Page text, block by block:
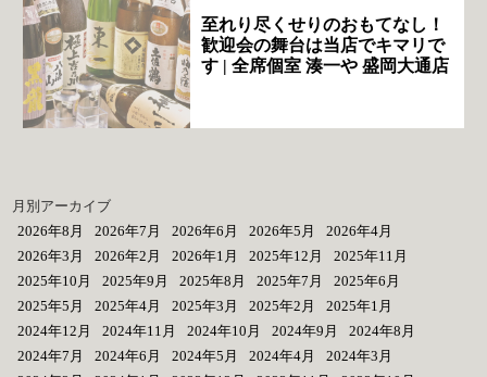
至れり尽くせりのおもてなし！
歓迎会の舞台は当店でキマリで
す | 全席個室 湊一や 盛岡大通店
月別アーカイブ
2026年8月
2026年7月 2026年6月 2026年5月
2026年4月
2026年3月
2026年2月 2026年1月 2025年12月
2025年11月
2025年10月
2025年9月 2025年8月 2025年7月
2025年6月
2025年5月
2025年4月 2025年3月 2025年2月
2025年1月
2024年12月
2024年11月 2024年10月 2024年9月
2024年8月
2024年7月
2024年6月 2024年5月 2024年4月
2024年3月